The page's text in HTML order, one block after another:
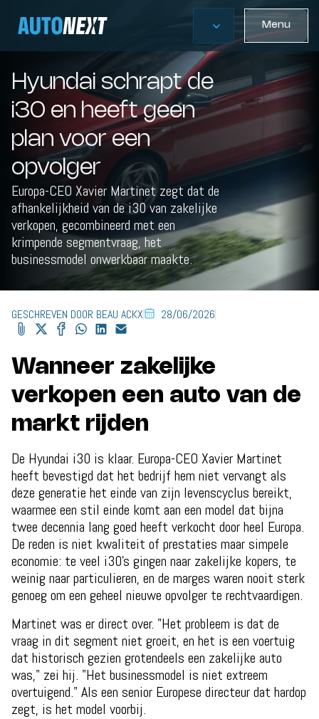
Menu
Hyundai schrapt de
i30 en heeft geen
plan voor een
opvolger
Europa-CEO Xavier Martinet zegt dat de
afhankelijkheid van de i30 van zakelijke
verkopen, gecombineerd met een
krimpende segmentvraag, het
businessmodel onwerkbaar maakte.
GESCHREVEN DOOR BEAU ACKX 28/06/2026
Wanneer zakelijke
verkopen een auto van de
markt rijden
De Hyundai i30 is klaar. Europa-CEO Xavier Martinet
heeft bevestigd dat het bedrijf hem niet vervangt als
deze generatie het einde van zijn levenscyclus bereikt,
waarmee een stil einde komt aan een model dat bijna
twee decennia lang goed heeft verkocht door heel Europa.
De reden is niet kwaliteit of prestaties maar simpele
economie: te veel i30's gingen naar zakelijke kopers, te
weinig naar particulieren, en de marges waren nooit sterk
genoeg om een geheel nieuwe opvolger te rechtvaardigen.
Martinet was er direct over. "Het probleem is dat de
vraag in dit segment niet groeit, en het is een voertuig
dat historisch gezien grotendeels een zakelijke auto
was," zei hij. "Het businessmodel is niet extreem
overtuigend." Als een senior Europese directeur dat hardop
zegt, is het model voorbij.